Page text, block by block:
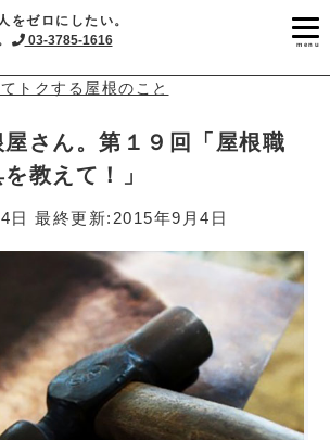
をゼロにしたい。
03-3785-1616 menu
トクする屋根のこと
さん。第１９回「屋根職
教えて！」
日 最終更新: 2015年9月4日